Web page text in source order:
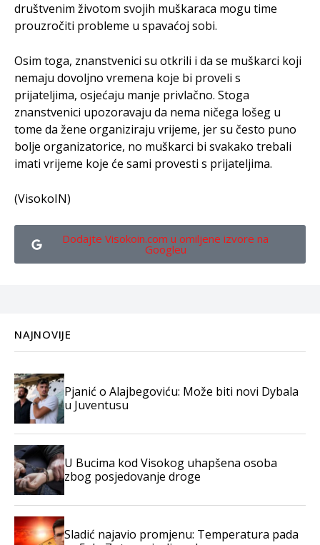
društvenim životom svojih muškaraca mogu time
prouzročiti probleme u spavaćoj sobi.
Osim toga, znanstvenici su otkrili i da se muškarci koji
nemaju dovoljno vremena koje bi proveli s
prijateljima, osjećaju manje privlačno. Stoga
znanstvenici upozoravaju da nema ničega lošeg u
tome da žene organiziraju vrijeme, jer su često puno
bolje organizatorice, no muškarci bi svakako trebali
imati vrijeme koje će sami provesti s prijateljima.
(VisokoIN)
Dodajte Visokoin.com u omiljene izvore na
Googleu
NAJNOVIJE
Pjanić o Alajbegoviću: Može biti novi Dybala
u Juventusu
U Bucima kod Visokog uhapšena osoba
zbog posjedovanje droge
Sladić najavio promjenu: Temperatura pada